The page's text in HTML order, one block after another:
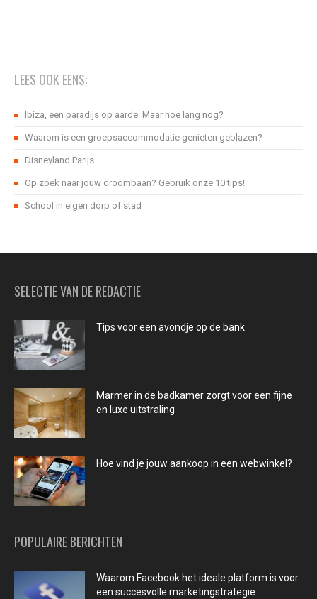
LEES OOK EENS:
Ibiza, een paradijs op aarde. Maar hoe lang nog?
Waarom is een groepsaccommodatie genieten geblazen?
Disneyland Parijs
Op zoek naar jouw droombaan? Gebruik onze 10 tips!
School in eigen dorp of stad
SELECTIE VAN DE REDACTIE
Tips voor een avondje op de bank
Marmer in de badkamer zorgt voor een fijne
en luxe uitstraling
Hoe vind je jouw aankoop in een webwinkel?
POPULAIRE BERICHTEN
Waarom Facebook het ideale platform is voor
een succesvolle marketingstrategie